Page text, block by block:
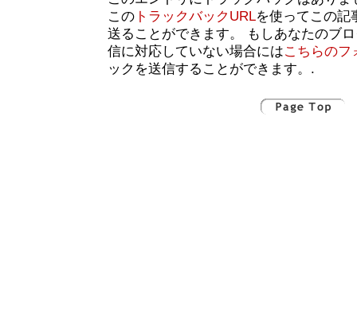
この トラックバックURLを使ってこの記
送ることができます。 もしあなたのブ
信に対応していない場合にはこちらのフ
ックを送信することができます。.